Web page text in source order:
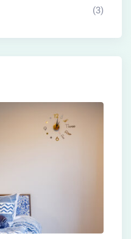
(3)